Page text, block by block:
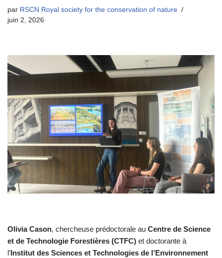
par RSCN Royal society for the conservation of nature
juin 2, 2026
Olivia Cason, chercheuse prédoctorale au Centre de Science
et de Technologie Forestières (CTFC) et doctorante à
l’Institut des Sciences et Technologies de l’Environnement